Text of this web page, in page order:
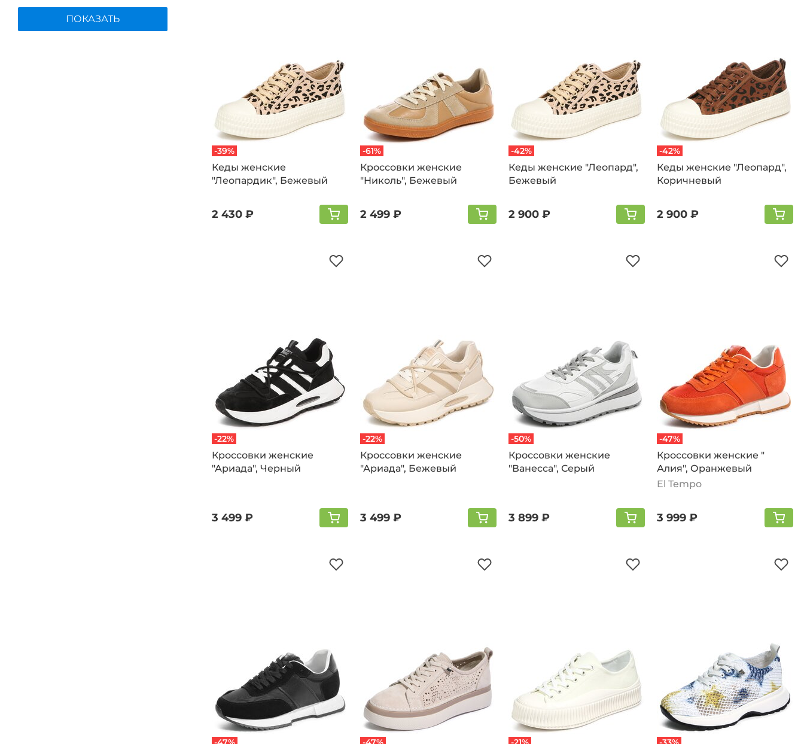
ПОКАЗАТЬ
-39%
Кеды женские
"Леопардик", Бежевый
2 430 ₽
-61%
Кроссовки женские
"Николь", Бежевый
2 499 ₽
-42%
Кеды женские "Леопард",
Бежевый
2 900 ₽
-42%
Кеды женские "Леопард",
Коричневый
2 900 ₽
-22%
Кроссовки женские
"Ариада", Черный
3 499 ₽
-22%
Кроссовки женские
"Ариада", Бежевый
3 499 ₽
-50%
Кроссовки женские
"Ванесса", Серый
3 899 ₽
-47%
Кроссовки женские "
Алия", Оранжевый
El Tempo
3 999 ₽